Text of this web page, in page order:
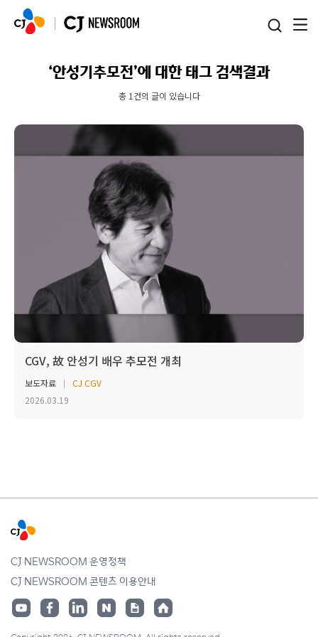
‘안성기추모전’에 대한 태그 검색결과
총 1건의 글이 있습니다
CGV, 故 안성기 배우 추모전 개최
보도자료
CJ CGV
2026.03.19
CJ NEWSROOM 운영정책
CJ NEWSROOM 콘텐츠 이용안내